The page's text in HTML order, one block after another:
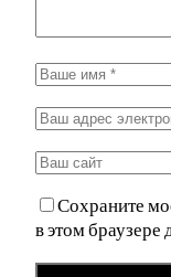
Сохраните
в этом